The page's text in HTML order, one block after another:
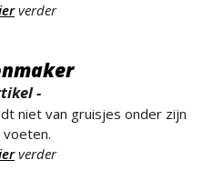
verder
-
niet van gruisjes onder zijn
verder